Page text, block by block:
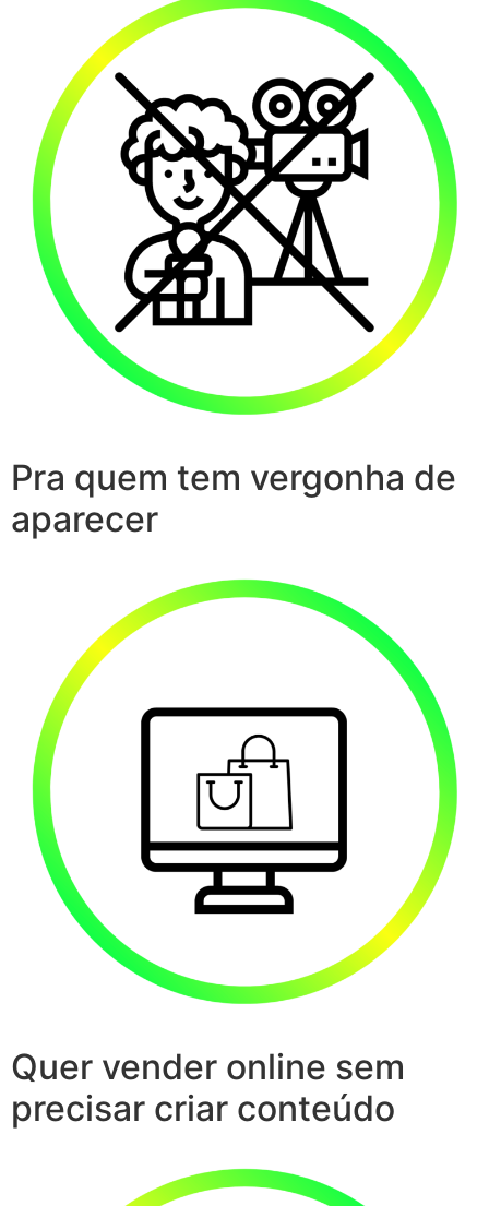
Pra quem tem vergonha de
aparecer
Quer vender online sem
precisar criar conteúdo